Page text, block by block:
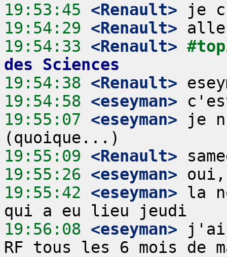
19:53:45 <Renault>
19:54:29 <Renault>
19:54:33 <Renault>
des Sciences
19:54:38 <Renault>
19:54:58 <eseyman>
19:55:07 <eseyman> je
19:55:09 <Renault>
19:55:26 <eseyman>
19:55:42 <eseyman> la
19:56:08 <eseyman> j'ai
RF tous les 6 mois de